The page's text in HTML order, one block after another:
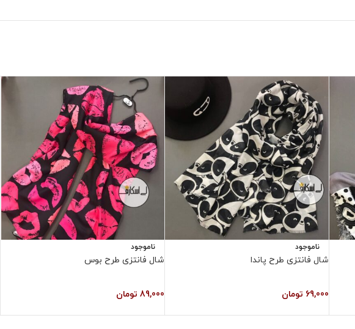
ناموجود
شال فانتزی طرح پاندا
69,000 تومان
ناموجود
شال فانتزی طرح بوس
89,000 تومان